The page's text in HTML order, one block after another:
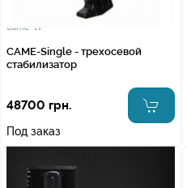
came-tv
CAME-Single - трехосевой
стабилизатор
48700 грн.
Под заказ